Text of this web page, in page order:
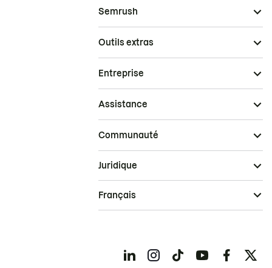
Semrush
Outils extras
Entreprise
Assistance
Communauté
Juridique
Français